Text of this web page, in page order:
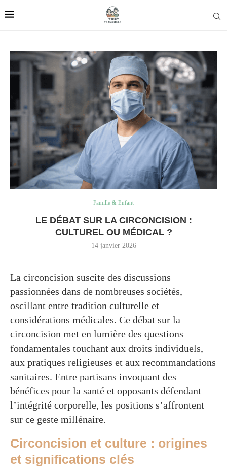
Famille & Enfant
LE DÉBAT SUR LA CIRCONCISION :
CULTUREL OU MÉDICAL ?
14 janvier 2026
La circoncision suscite des discussions
passionnées dans de nombreuses sociétés,
oscillant entre tradition culturelle et
considérations médicales. Ce débat sur la
circoncision met en lumière des questions
fondamentales touchant aux droits individuels,
aux pratiques religieuses et aux recommandations
sanitaires. Entre partisans invoquant des
bénéfices pour la santé et opposants défendant
l’intégrité corporelle, les positions s’affrontent
sur ce geste millénaire.
Circoncision et culture : origines
et significations clés